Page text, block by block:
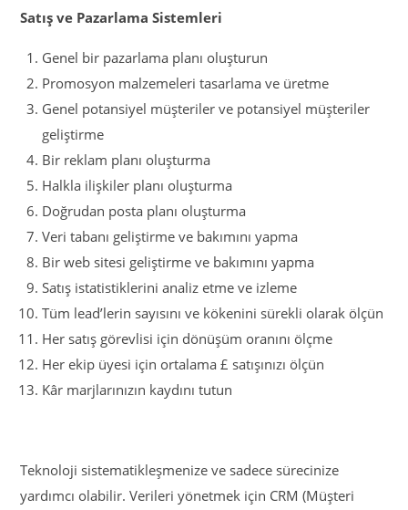
Satış ve Pazarlama Sistemleri
Genel bir pazarlama planı oluşturun
Promosyon malzemeleri tasarlama ve üretme
Genel potansiyel müşteriler ve potansiyel müşteriler
geliştirme
Bir reklam planı oluşturma
Halkla ilişkiler planı oluşturma
Doğrudan posta planı oluşturma
Veri tabanı geliştirme ve bakımını yapma
Bir web sitesi geliştirme ve bakımını yapma
Satış istatistiklerini analiz etme ve izleme
Tüm lead’lerin sayısını ve kökenini sürekli olarak ölçün
Her satış görevlisi için dönüşüm oranını ölçme
Her ekip üyesi için ortalama £ satışınızı ölçün
Kâr marjlarınızın kaydını tutun
Teknoloji sistematikleşmenize ve sadece sürecinize
yardımcı olabilir. Verileri yönetmek için CRM (Müşteri